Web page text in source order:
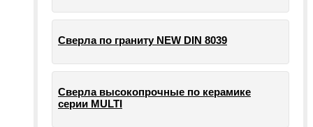
Сверла по граниту NEW DIN 8039
Сверла высокопрочные по керамике
серии MULTI